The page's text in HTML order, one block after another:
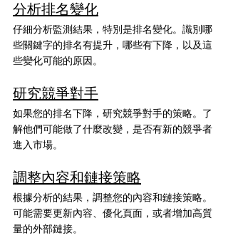
分析排名變化
仔細分析監測結果，特別是排名變化。識別哪
些關鍵字的排名有提升，哪些有下降，以及這
些變化可能的原因。
研究競爭對手
如果您的排名下降，研究競爭對手的策略。了
解他們可能做了什麼改變，是否有新的競爭者
進入市場。
調整內容和鏈接策略
根據分析的結果，調整您的內容和鏈接策略。
可能需要更新內容、優化頁面，或者增加高質
量的外部鏈接。